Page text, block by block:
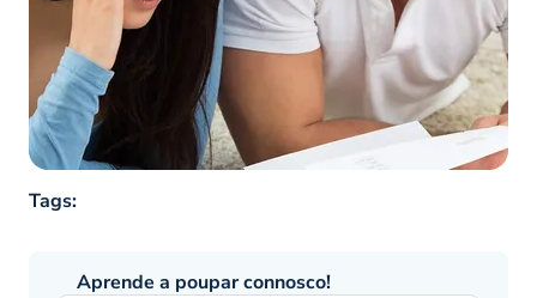
Tags:
Aprende a poupar connosco!